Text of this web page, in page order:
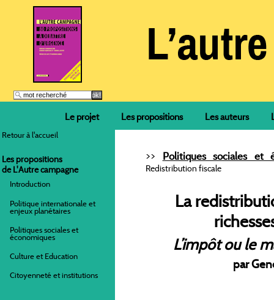
Le projet Les propositions Les auteurs
Retour à l'accueil
Les propositions
de L'Autre campagne
Introduction
Politique internationale et
enjeux planétaires
Politiques sociales et
économiques
Culture et Education
Citoyenneté et institutions
>> Politiques sociales et
Redistribution fiscale
La
L’impôt ou le
par